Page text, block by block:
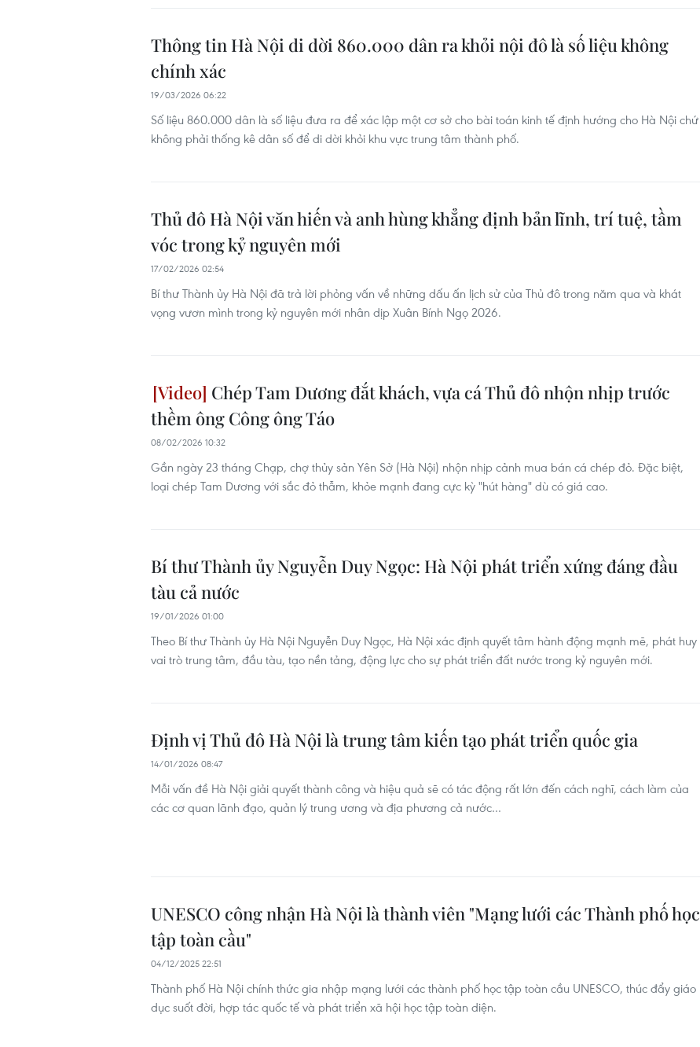
Thông tin Hà Nội di dời 860.000 dân ra khỏi nội đô là số liệu không
chính xác
19/03/2026 06:22
Số liệu 860.000 dân là số liệu đưa ra để xác lập một cơ sở cho bài toán kinh tế định hướng cho Hà Nội chứ
không phải thống kê dân số để di dời khỏi khu vực trung tâm thành phố.
Thủ đô Hà Nội văn hiến và anh hùng khẳng định bản lĩnh, trí tuệ, tầm
vóc trong kỷ nguyên mới
17/02/2026 02:54
Bí thư Thành ủy Hà Nội đã trả lời phỏng vấn về những dấu ấn lịch sử của Thủ đô trong năm qua và khát
vọng vươn mình trong kỷ nguyên mới nhân dịp Xuân Bính Ngọ 2026.
Chép Tam Dương đắt khách, vựa cá Thủ đô nhộn nhịp trước
thềm ông Công ông Táo
08/02/2026 10:32
Gần ngày 23 tháng Chạp, chợ thủy sản Yên Sở (Hà Nội) nhộn nhịp cảnh mua bán cá chép đỏ. Đặc biệt,
loại chép Tam Dương với sắc đỏ thẫm, khỏe mạnh đang cực kỳ "hút hàng" dù có giá cao.
Bí thư Thành ủy Nguyễn Duy Ngọc: Hà Nội phát triển xứng đáng đầu
tàu cả nước
19/01/2026 01:00
Theo Bí thư Thành ủy Hà Nội Nguyễn Duy Ngọc, Hà Nội xác định quyết tâm hành động mạnh mẽ, phát huy
vai trò trung tâm, đầu tàu, tạo nền tảng, động lực cho sự phát triển đất nước trong kỷ nguyên mới.
Định vị Thủ đô Hà Nội là trung tâm kiến tạo phát triển quốc gia
14/01/2026 08:47
Mỗi vấn đề Hà Nội giải quyết thành công và hiệu quả sẽ có tác động rất lớn đến cách nghĩ, cách làm của
các cơ quan lãnh đạo, quản lý trung ương và địa phương cả nước…
UNESCO công nhận Hà Nội là thành viên "Mạng lưới các Thành phố học
tập toàn cầu"
04/12/2025 22:51
Thành phố Hà Nội chính thức gia nhập mạng lưới các thành phố học tập toàn cầu UNESCO, thúc đẩy giáo
dục suốt đời, hợp tác quốc tế và phát triển xã hội học tập toàn diện.